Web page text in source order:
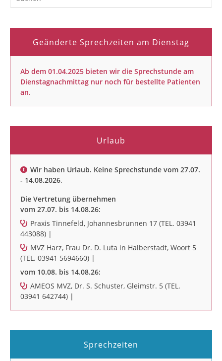
Geänderte Sprechzeiten am Dienstag
Ab dem 01.04.2025 bieten wir die Sprechstunde am
Dienstagnachmittag nur noch für bestellte Patienten
an.
Urlaub
Wir haben Urlaub. Keine Sprechstunde vom 27.07.
- 14.08.2026.
Die Vertretung übernehmen
vom 27.07. bis 14.08.26:
Praxis Tinnefeld, Johannesbrunnen 17 (TEL. 03941
443088) |
MVZ Harz, Frau Dr. D. Luta in Halberstadt, Woort 5
(TEL. 03941 5694660) |
vom 10.08. bis 14.08.26:
AMEOS MVZ, Dr. S. Schuster, Gleimstr. 5 (TEL.
03941 642744) |
Sprechzeiten